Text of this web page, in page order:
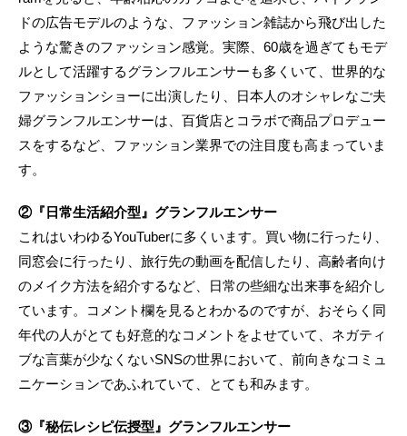
ドの広告モデルのような、ファッション雑誌から飛び出した
ような驚きのファッション感覚。実際、60歳を過ぎてもモデ
ルとして活躍するグランフルエンサーも多くいて、世界的な
ファッションショーに出演したり、日本人のオシャレなご夫
婦グランフルエンサーは、百貨店とコラボで商品プロデュー
スをするなど、ファッション業界での注目度も高まっていま
す。
②『日常生活紹介型』グランフルエンサー
これはいわゆるYouTuberに多くいます。買い物に行ったり、
同窓会に行ったり、旅行先の動画を配信したり、高齢者向け
のメイク方法を紹介するなど、日常の些細な出来事を紹介し
ています。コメント欄を見るとわかるのですが、おそらく同
年代の人がとても好意的なコメントをよせていて、ネガティ
ブな言葉が少なくないSNSの世界において、前向きなコミュ
ニケーションであふれていて、とても和みます。
③『秘伝レシピ伝授型』グランフルエンサー